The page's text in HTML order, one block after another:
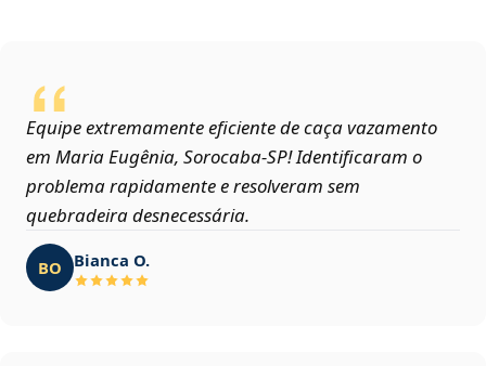
Equipe extremamente eficiente de caça vazamento
em Maria Eugênia, Sorocaba‑SP! Identificaram o
problema rapidamente e resolveram sem
quebradeira desnecessária.
BO Bianca O.